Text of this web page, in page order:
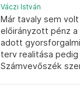
Váczi István
Már tavaly sem
előirányzott pénz
adott
terv realitása pedig
Számvevőszék